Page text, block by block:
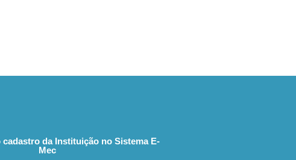
da Instituição no Sistema E-
Mec